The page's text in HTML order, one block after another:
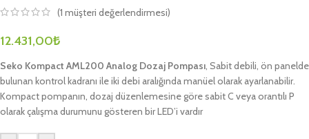
(1 müşteri değerlendirmesi)
12.431,00₺
Seko Kompact AML200 Analog Dozaj Pompası, Sabit debili, ön panelde
bulunan kontrol kadranı ile iki debi aralığında manüel olarak ayarlanabilir.
Kompact pompanın, dozaj düzenlemesine göre sabit C veya orantılı P
olarak çalışma durumunu gösteren bir LED’i vardır